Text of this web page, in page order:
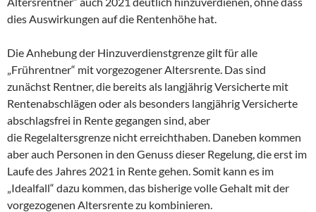
dies Auswirkungen auf die Rentenhöhe hat.
Die Anhebung der Hinzuverdienstgrenze gilt für alle
„Frührentner“ mit vorgezogener Altersrente. Das sind
zunächst Rentner, die bereits als langjährig Versicherte mit
Rentenabschlägen oder als besonders langjährig Versicherte
abschlagsfrei in Rente gegangen sind, aber
die Regelaltersgrenze nicht erreichthaben. Daneben kommen
aber auch Personen in den Genuss dieser Regelung, die erst im
Laufe des Jahres 2021 in Rente gehen. Somit kann es im
„Idealfall“ dazu kommen, das bisherige volle Gehalt mit der
vorgezogenen Altersrente zu kombinieren.